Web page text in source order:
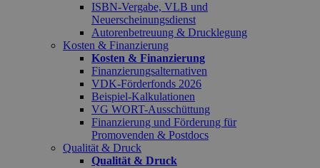
ISBN-Vergabe, VLB und
Neuerscheinungsdienst
Autorenbetreuung & Drucklegung
Kosten & Finanzierung
Kosten & Finanzierung
Finanzierungsalternativen
VDK-Förderfonds 2026
Beispiel-Kalkulationen
VG WORT-Ausschüttung
Finanzierung und Förderung für
Promovenden & Postdocs
Qualität & Druck
Qualität & Druck